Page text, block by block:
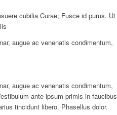
cubilia Curae; Fusce id purus. Ut
augue ac venenatis condimentum,
augue ac venenatis condimentum,
ante ipsum primis in faucibus
tincidunt libero. Phasellus dolor.